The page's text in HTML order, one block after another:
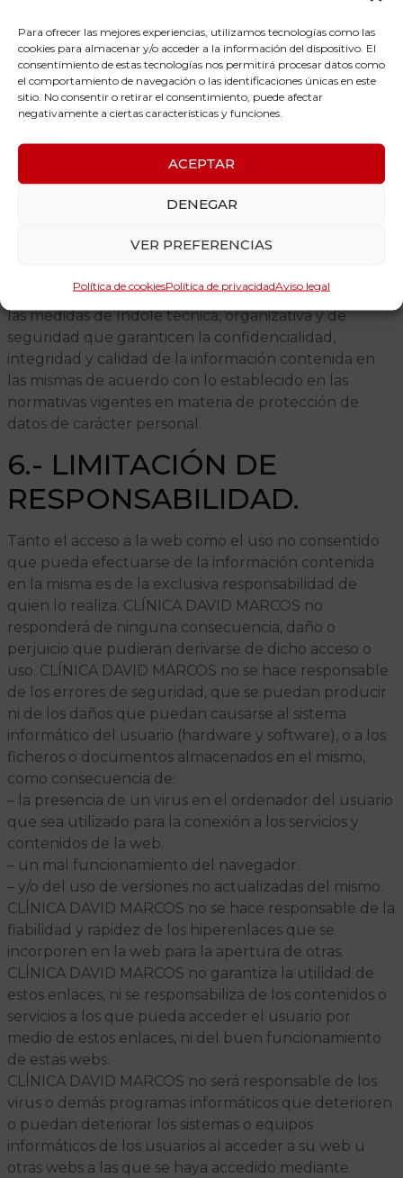
Para ofrecer las mejores experiencias, utilizamos tecnologías como las
cookies para almacenar y/o acceder a la información del dispositivo. El
consentimiento de estas tecnologías nos permitirá procesar datos como
el comportamiento de navegación o las identificaciones únicas en este
sitio. No consentir o retirar el consentimiento, puede afectar
negativamente a ciertas características y funciones.
ACEPTAR
DENEGAR
VER PREFERENCIAS
Política de cookiesPolítica de privacidadAviso legal
en sus páginas web, dirigidos a esta web, serán para la
apertura de la página web completa, no pudiendo
manifestar, directa o indirectamente, indicaciones
falsas, inexactas o confusas, ni incurrir en acciones
desleales o ilícitas en contra de CLÍNICA DAVID
MARCOS
5.- MEDIDAS DE
SEGURIDAD.
podrán ser almacenados en bases de datos
exclusiva a CLÍNICA DAVID MARCOS, asumiendo todas
las medidas de índole técnica, organizativa y de
seguridad que garanticen la confidencialidad,
integridad y calidad de la información contenida en
las mismas de acuerdo con lo establecido en las
normativas vigentes en materia de protección de
datos de carácter personal.
6.- LIMITACIÓN DE
RESPONSABILIDAD.
Tanto el acceso a la web como el uso no consentido
que pueda efectuarse de la información contenida
en la misma es de la exclusiva responsabilidad de
quien lo realiza. CLÍNICA DAVID MARCOS no
responderá de ninguna consecuencia, daño o
perjuicio que pudieran derivarse de dicho acceso o
uso. CLÍNICA DAVID MARCOS no se hace responsable
de los errores de seguridad, que se puedan producir
ni de los daños que puedan causarse al sistema
informático del usuario (hardware y software), o a los
ficheros o documentos almacenados en el mismo,
como consecuencia de:
– la presencia de un virus en el ordenador del usuario
que sea utilizado para la conexión a los servicios y
contenidos de la web.
– un mal funcionamiento del navegador.
– y/o del uso de versiones no actualizadas del mismo.
CLÍNICA DAVID MARCOS no se hace responsable de la
fiabilidad y rapidez de los hiperenlaces que se
incorporen en la web para la apertura de otras.
CLÍNICA DAVID MARCOS no garantiza la utilidad de
estos enlaces, ni se responsabiliza de los contenidos o
servicios a los que pueda acceder el usuario por
medio de estos enlaces, ni del buen funcionamiento
de estas webs.
CLÍNICA DAVID MARCOS no será responsable de los
virus o demás programas informáticos que deterioren
o puedan deteriorar los sistemas o equipos
informáticos de los usuarios al acceder a su web u
otras webs a las que se haya accedido mediante